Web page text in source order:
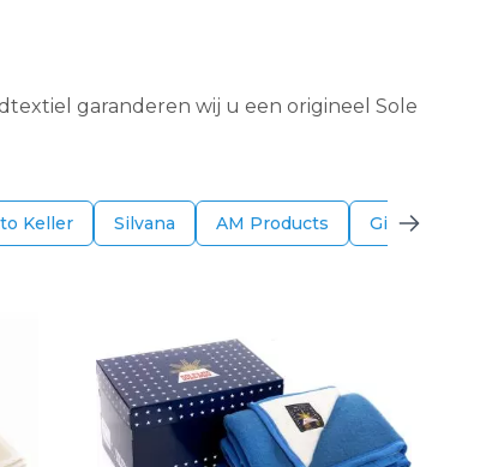
garanderen wij u een origineel Sole
Keller Silvana AM Products Gilder